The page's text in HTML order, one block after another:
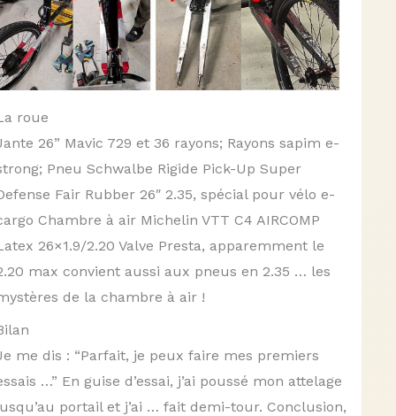
roue
26” Mavic 729 et 36 rayons; Rayons sapim e-
Pneu Schwalbe Rigide Pick-Up Super
Fair Rubber 26″ 2.35, spécial pour vélo e-
Chambre à air Michelin VTT C4 AIRCOMP
26×1.9/2.20 Valve Presta, apparemment le
max convient aussi aux pneus en 2.35 … les
de la chambre à air !
me dis : “Parfait, je peux faire mes premiers
…” En guise d’essai, j’ai poussé mon attelage
portail et j’ai … fait demi-tour. Conclusion,